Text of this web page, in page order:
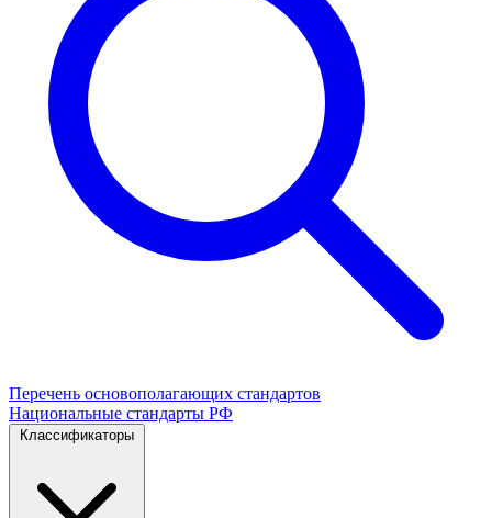
Перечень основополагающих стандартов
Национальные стандарты РФ
Классификаторы